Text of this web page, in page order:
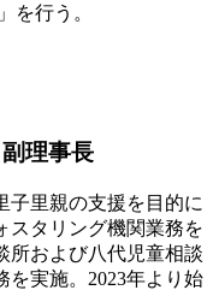
を行う。
理事長
子里親の支援を目的に
スタリング機関業務を
所および八代児童相談
を実施。2023年より始